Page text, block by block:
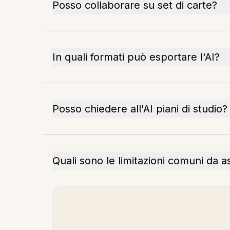
Posso collaborare su set di carte?
In quali formati può esportare l'AI?
Posso chiedere all'AI piani di studio?
Quali sono le limitazioni comuni da